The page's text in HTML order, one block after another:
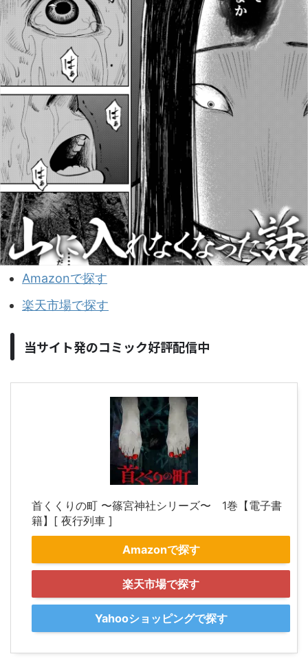
Amazonで探す
楽天市場で探す
当サイト発のコミック好評配信中
首くくりの町 〜篠宮神社シリーズ〜 1巻【電子書
籍】[ 夜行列車 ]
Amazonで探す
楽天市場で探す
Yahooショッピングで探す